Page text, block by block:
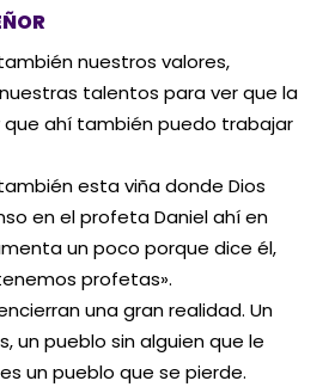
nuestros valores,
talentos para ver que la
que ahí también puedo trabajar
esta viña donde Dios
en el profeta Daniel ahí en
un poco porque dice él,
profetas».
una gran realidad. Un
un pueblo sin alguien que le
un pueblo que se pierde.